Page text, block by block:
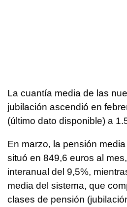
La cuantía media de las
jubilación ascendió en
(último dato disponible) a
En marzo, la pensión
situó en 849,6 euros al
interanual del 9,5%,
media del sistema, que
clases de pensión